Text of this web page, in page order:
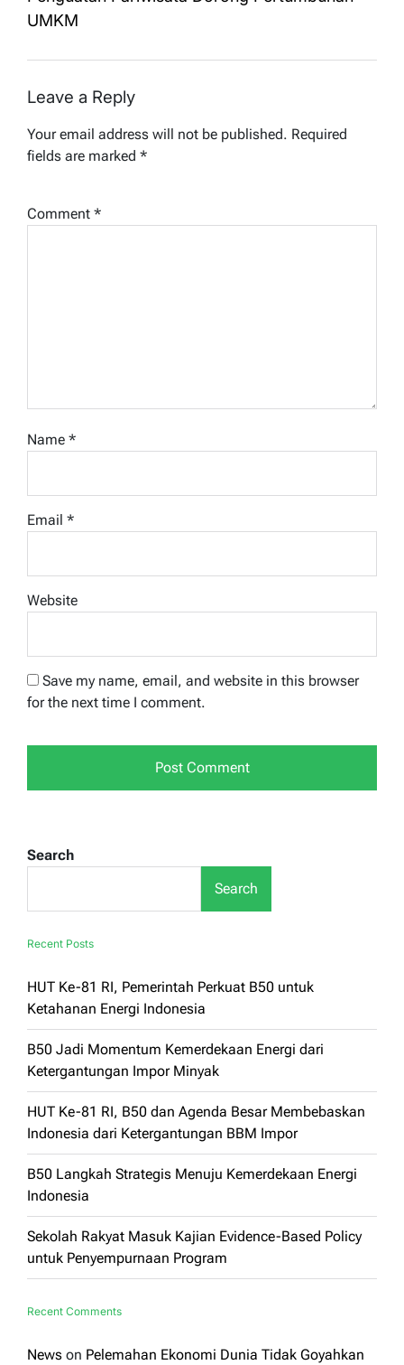
UMKM
Leave a Reply
Your email address will not be published. Required
fields are marked *
Comment *
Name *
Email *
Website
Save my name, email, and website in this browser
for the next time I comment.
Search
Search
Recent Posts
HUT Ke-81 RI, Pemerintah Perkuat B50 untuk
Ketahanan Energi Indonesia
B50 Jadi Momentum Kemerdekaan Energi dari
Ketergantungan Impor Minyak
HUT Ke-81 RI, B50 dan Agenda Besar Membebaskan
Indonesia dari Ketergantungan BBM Impor
B50 Langkah Strategis Menuju Kemerdekaan Energi
Indonesia
Sekolah Rakyat Masuk Kajian Evidence-Based Policy
untuk Penyempurnaan Program
Recent Comments
News on Pelemahan Ekonomi Dunia Tidak Goyahkan